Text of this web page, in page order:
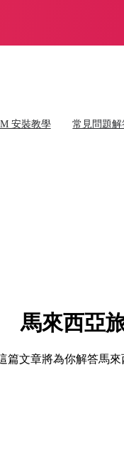
安裝教學 常見問題解
馬來西亞
篇文章將為你解答馬